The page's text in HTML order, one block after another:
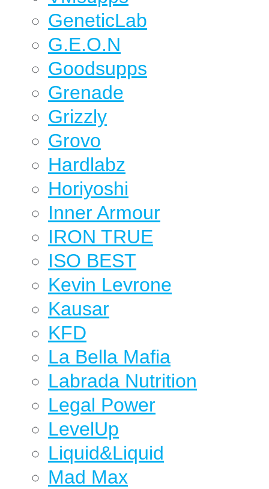
GeneticLab
G.E.O.N
Goodsupps
Grenade
Grizzly
Grovo
Hardlabz
Horiyoshi
Inner Armour
IRON TRUE
ISO BEST
Kevin Levrone
Kausar
KFD
La Bella Mafia
Labrada Nutrition
Legal Power
LevelUp
Liquid&Liquid
Mad Max